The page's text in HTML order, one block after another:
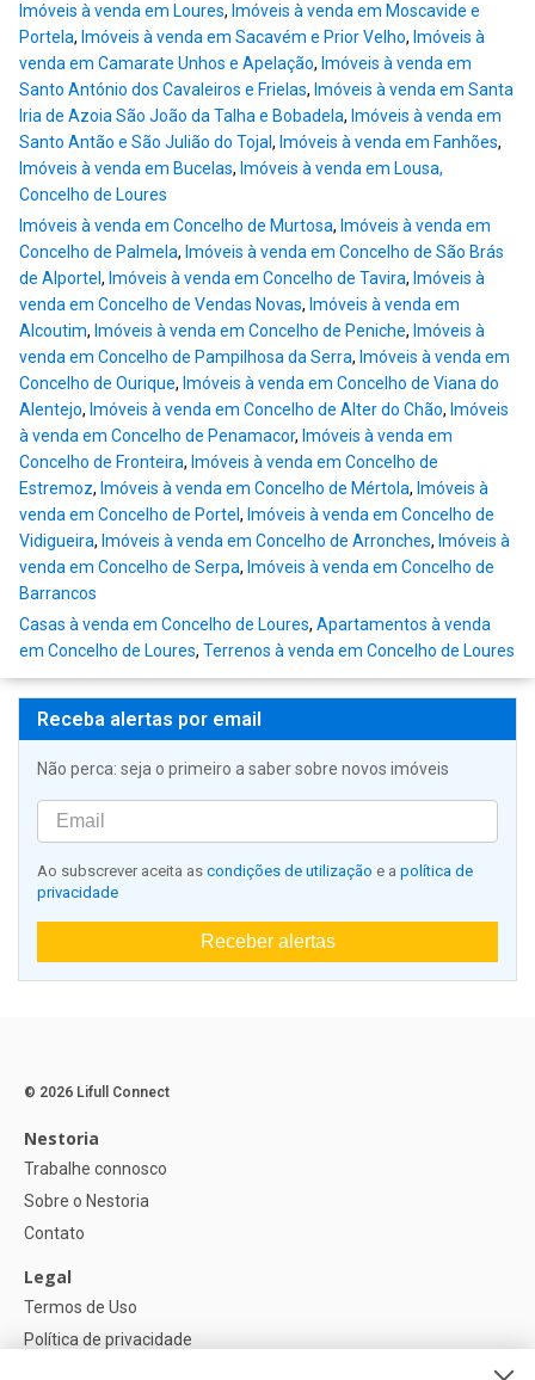
Imóveis à venda em Loures, Imóveis à venda em Moscavide e
Portela, Imóveis à venda em Sacavém e Prior Velho, Imóveis à
venda em Camarate Unhos e Apelação, Imóveis à venda em
Santo António dos Cavaleiros e Frielas, Imóveis à venda em Santa
Iria de Azoia São João da Talha e Bobadela, Imóveis à venda em
Santo Antão e São Julião do Tojal, Imóveis à venda em Fanhões,
Imóveis à venda em Bucelas, Imóveis à venda em Lousa,
Concelho de Loures
Imóveis à venda em Concelho de Murtosa, Imóveis à venda em
Concelho de Palmela, Imóveis à venda em Concelho de São Brás
de Alportel , Imóveis à venda em Concelho de Tavira, Imóveis à
venda em Concelho de Vendas Novas, Imóveis à venda em
Alcoutim, Imóveis à venda em Concelho de Peniche, Imóveis à
venda em Concelho de Pampilhosa da Serra, Imóveis à venda em
Concelho de Ourique, Imóveis à venda em Concelho de Viana do
Alentejo, Imóveis à venda em Concelho de Alter do Chão, Imóveis
à venda em Concelho de Penamacor, Imóveis à venda em
Concelho de Fronteira, Imóveis à venda em Concelho de
Estremoz, Imóveis à venda em Concelho de Mértola, Imóveis à
venda em Concelho de Portel , Imóveis à venda em Concelho de
Vidigueira, Imóveis à venda em Concelho de Arronches, Imóveis à
venda em Concelho de Serpa, Imóveis à venda em Concelho de
Barrancos
Casas à venda em Concelho de Loures, Apartamentos à venda
em Concelho de Loures, Terrenos à venda em Concelho de Loures
Receba alertas por email
Não perca: seja o primeiro a saber sobre novos imóveis
Ao subscrever aceita as condições de utilização e a política de
privacidade
Receber alertas
© 2026 Lifull Connect
Nestoria
Trabalhe connosco
Sobre o Nestoria
Contato
Legal
Termos de Uso
Política de privacidade